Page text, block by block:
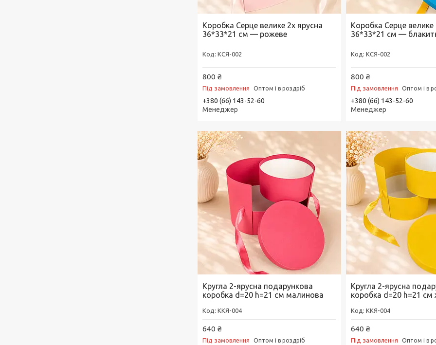
Коробка Серце велике 2х ярусна
36*33*21 см — рожеве
КСЯ-002
800 ₴
Під замовлення Оптом і в роздріб
+380 (66) 143-52-60
Менеджер
Коробка Серце велике
36*33*21 см —
КСЯ-002
800 ₴
Під замовлення Оптом і в
+380 (66) 143-52-60
Менеджер
Кругла 2-ярусна подарункова
коробка d=20 h=21 см малинова
ККЯ-004
640 ₴
Під замовлення Оптом і в роздріб
Кругла 2-ярусна
коробка d=20 h=21 см
ККЯ-004
640 ₴
Під замовлення Оптом і в